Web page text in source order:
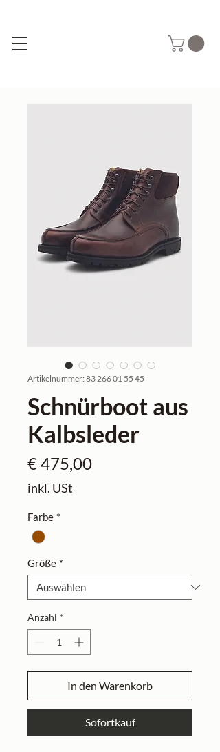
Artikelnummer: 83 266 01 55 45
Schnürboot aus
Kalbsleder
€ 475,00Preis
inkl. USt
Farbe *
Größe *
Anzahl *
In den Warenkorb
Sofortkauf